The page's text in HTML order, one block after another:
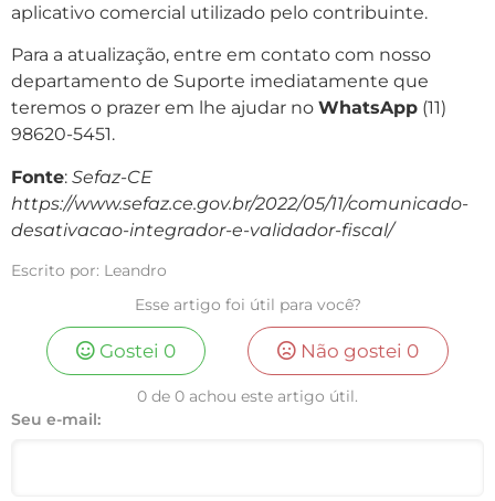
aplicativo comercial utilizado pelo contribuinte.
Para a atualização, entre em contato com nosso
departamento de Suporte imediatamente que
teremos o prazer em lhe ajudar no WhatsApp (11)
98620-5451.
Fonte: Sefaz-CE
https://www.sefaz.ce.gov.br/2022/05/11/comunicado-
desativacao-integrador-e-validador-fiscal/
Escrito por: Leandro
Esse artigo foi útil para você?
Gostei 0 Não gostei 0
0 de 0 achou este artigo útil.
Seu e-mail: